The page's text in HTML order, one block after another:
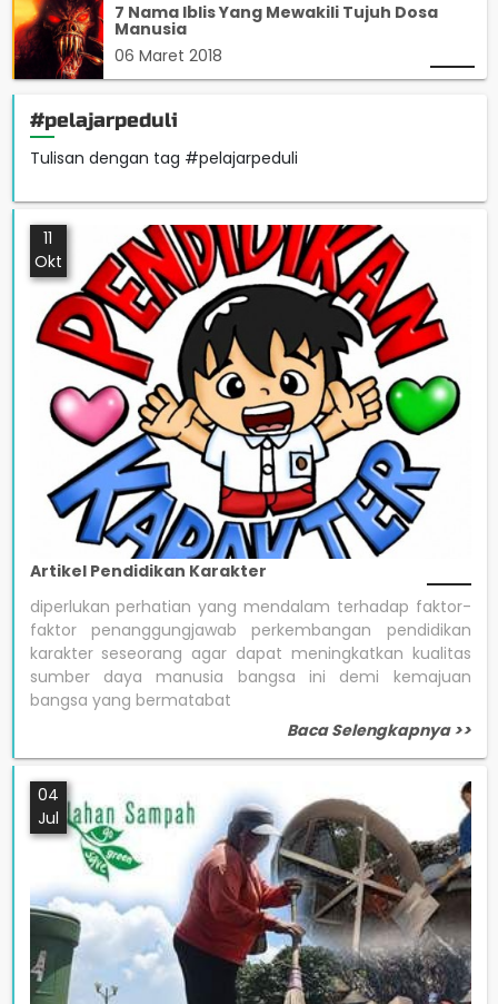
7 Nama Iblis Yang Mewakili Tujuh Dosa
Manusia
06 Maret 2018
#pelajarpeduli
Tulisan dengan tag #pelajarpeduli
11
Okt
Artikel Pendidikan Karakter
diperlukan perhatian yang mendalam terhadap faktor-
faktor penanggungjawab perkembangan pendidikan
karakter seseorang agar dapat meningkatkan kualitas
sumber daya manusia bangsa ini demi kemajuan
bangsa yang bermatabat
Baca Selengkapnya >>
04
Jul